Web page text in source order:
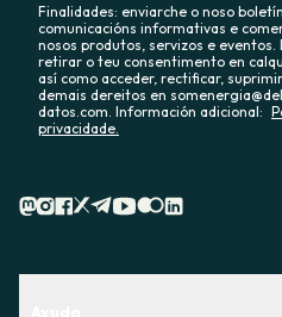
Finalidades: enviarche o noso
comunicacións informativas e
nosos produtos, servizos e eventos.
retirar o teu consentimento en
así como acceder, rectificar,
demais dereitos en
datos.com. Información adicional:
privacidade.